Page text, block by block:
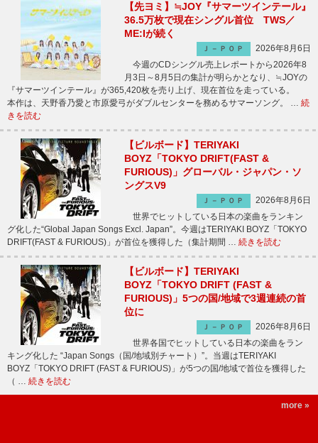
【先ヨミ】≒JOY『サマーツインテール』
36.5万枚で現在シングル首位 TWS／
ME:Iが続く
Ｊ－ＰＯＰ
2026年8月6日
今週のCDシングル売上レポートから2026年8
月3日～8月5日の集計が明らかとなり、≒JOYの
『サマーツインテール』が365,420枚を売り上げ、現在首位を走っている。
本作は、天野香乃愛と市原愛弓がダブルセンターを務めるサマーソング。 … 続
きを読む
【ビルボード】TERIYAKI
BOYZ「TOKYO DRIFT(FAST &
FURIOUS)」グローバル・ジャパン・ソ
ングスV9
Ｊ－ＰＯＰ
2026年8月6日
世界でヒットしている日本の楽曲をランキン
グ化した“Global Japan Songs Excl. Japan”。今週はTERIYAKI BOYZ「TOKYO
DRIFT(FAST & FURIOUS)」が首位を獲得した（集計期間 … 続きを読む
【ビルボード】TERIYAKI
BOYZ「TOKYO DRIFT (FAST &
FURIOUS)」5つの国/地域で3週連続の首
位に
Ｊ－ＰＯＰ
2026年8月6日
世界各国でヒットしている日本の楽曲をラン
キング化した “Japan Songs（国/地域別チャート）”。当週はTERIYAKI
BOYZ「TOKYO DRIFT (FAST & FURIOUS)」が5つの国/地域で首位を獲得した
（ … 続きを読む
more »